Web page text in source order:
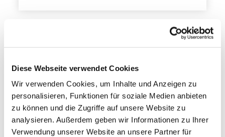
Diese Webseite verwendet Cookies
Wir verwenden Cookies, um Inhalte und Anzeigen zu
personalisieren, Funktionen für soziale Medien anbieten
zu können und die Zugriffe auf unsere Website zu
analysieren. Außerdem geben wir Informationen zu Ihrer
Verwendung unserer Website an unsere Partner für
6. Ich plane, Essen und
Getränke an meinem Stand
anzubieten.